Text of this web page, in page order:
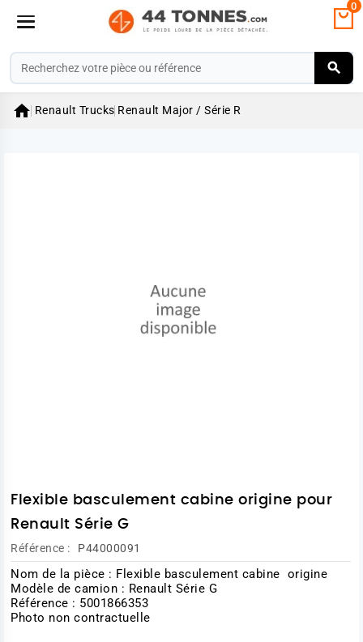
0
 Renault Trucks Renault Major / Série R
Flexible basculement cabine origine pour
Renault Série G
Référence : P44000091
Nom de la pièce : Flexible basculement cabine origine
Modèle de camion : Renault Série G
Référence : 5001866353
Photo non contractuelle